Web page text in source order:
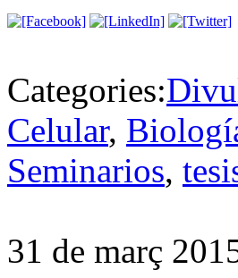
Categories:
Celular,
Seminarios,
31 de març